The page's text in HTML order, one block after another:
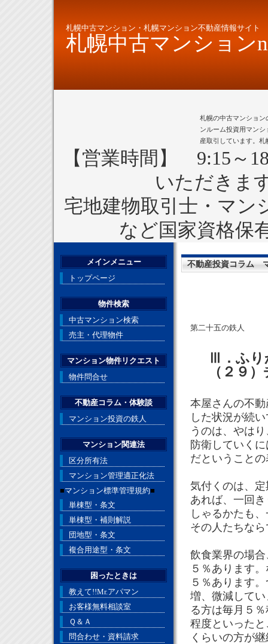
札幌中古マンション・札幌マンション不動産情報サイト
札幌中古マンション
札幌の中古マンショ
ンルーム投資用マン
産取引しています。
【営業時間】 9:15～
いただきま
宅地建物取引士・マン
など国家資格保
不動産投資コラム
第二十五の鉄人
Ⅲ．ふ
（２９
本屋さんの不
した状況が続
うのは、やは
防衛していく
だということ
気付くのは、
あれば、一回
しゃるかたも
その人たちな
飲食業界の場
５％あります
５％あります
増、微減して
る方は毎月５
程度といった
くらいの方が
メインメニュー
トップページ
物件検索
中古マンション検索
売主・代理物件
マンション物件リクエスト
物件問合せ
不動産コラム・体験談
マンション投資の鉄人
マンション関連法
区分所有法
マンション管理適正化法
■マンション標準管理規約■
単棟型・条文
単棟型・補則解説
団地型・条文
複合用途型・条文
困ったときは
教えて!!Mr.アパマン
お客様無料相談室
Ｑ＆Ａ
問合わせ・資料請求